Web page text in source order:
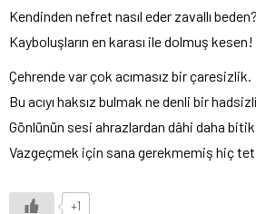
Kendinden nefret nasıl eder zavallı
Kayboluşların en karası ile dolmuş kesen!
Çehrende var çok acımasız bir çaresizlik.
Bu acıyı haksız bulmak ne denli bir
Gönlünün sesi ahrazlardan dâhi daha
Vazgeçmek için sana gerekmemiş hiç
+1